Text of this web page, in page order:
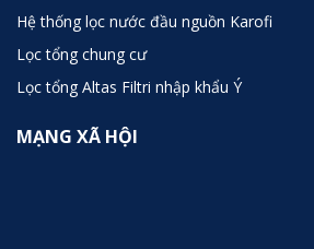
Hệ thống lọc nước đầu nguồn Karofi
Lọc tổng chung cư
Lọc tổng Altas Filtri nhập khẩu Ý
MẠNG XÃ HỘI